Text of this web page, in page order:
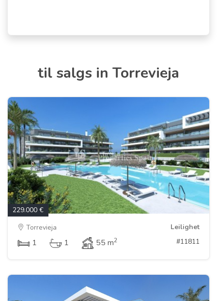
til salgs in Torrevieja
229.000 €
Torrevieja
Leilighet
1 1 55 m2 #11811